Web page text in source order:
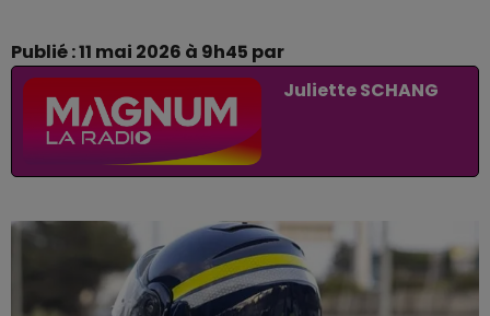
Publié : 11 mai 2026 à 9h45 par
Juliette SCHANG